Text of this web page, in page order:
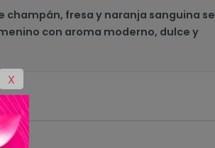
champán, fresa y naranja sanguina se
con aroma moderno, dulce y
X